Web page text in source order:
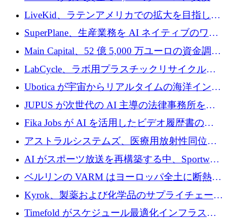
3,000 万ユーロを調達
LiveKid、ラテンアメリカでの拡大を目指して
Aldea を買収
SuperPlane、生産業務を AI ネイティブのワー
クフロー層に変えるために 260 万ドルを確保
Main Capital、52 億 5,000 万ユーロの資金調達
でエンタープライズ ソフトウェアの開発を倍
LabCycle、ラボ用プラスチックリサイクルシ
ステムを商業化し、焼却廃棄物を削減するた
めに43万ポンドを確保
Ubotica が宇宙からリアルタイムの海洋インテ
リジェンスを拡張するために 1,100 万ドルを
JUPUS が次世代の AI 主導の法律事務所を強
化するために 1,300 万ユーロを調達
Fika Jobs が AI を活用したビデオ履歴書のた
めに 400 万ドルを調達
アストラルシステムズ、医療用放射性同位元
素の世界的な不足に対処するために2,300万ポ
ンドを調達
AI がスポーツ放送を再構築する中、Sportway
が 2,000 万ユーロを調達
ベルリンの VARM はヨーロッパ全土に断熱材
を拡張するために 1,750 万ユーロを投資
Kyrok、製薬および化学品のサプライチェーン
に AI を導入するために 310 万ユーロを確保
Timefold がスケジュール最適化インフラスト